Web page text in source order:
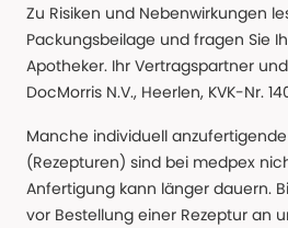
Zu Risiken und Nebenwirkungen
Packungsbeilage und fragen Sie
Apotheker. Ihr Vertragspartner
DocMorris N.V., Heerlen, KVK-Nr.
Manche individuell
(Rezepturen) sind bei medpex
Anfertigung kann länger dauern.
vor Bestellung einer Rezeptur an